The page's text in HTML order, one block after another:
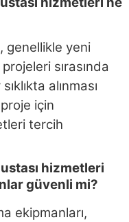
genellikle yeni
sırasında
alınması
için
tercih
hizmetleri
güvenli mi?
ekipmanları,